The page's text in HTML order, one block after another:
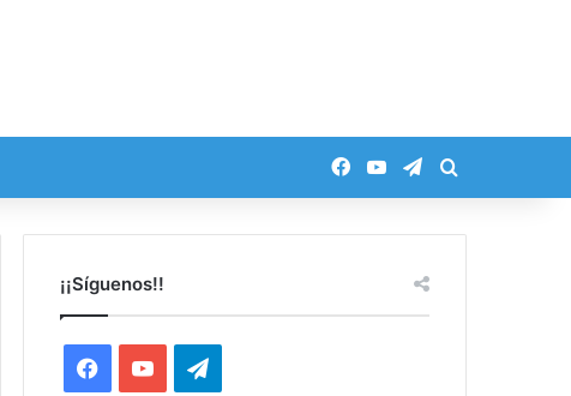
Facebook
YouTubeTelegram
¡¡Síguenos!!
Facebook
YouTubeTelegram